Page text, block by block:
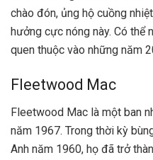
chào đón, ủng hộ cuồng
hưởng cực nóng này. Có thể
quen thuộc vào những năm
Fleetwood Mac
Fleetwood Mac là một ban
năm 1967. Trong thời kỳ
Anh năm 1960, họ đã trở